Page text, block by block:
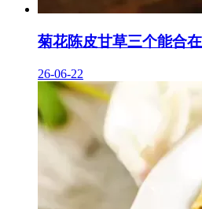
菊花陈皮甘草三个能合
26-06-22